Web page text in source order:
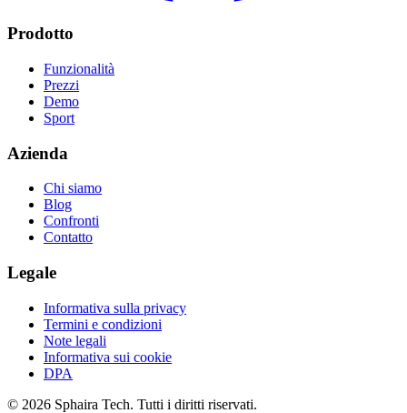
Prodotto
Funzionalità
Prezzi
Demo
Sport
Azienda
Chi siamo
Blog
Confronti
Contatto
Legale
Informativa sulla privacy
Termini e condizioni
Note legali
Informativa sui cookie
DPA
© 2026 Sphaira Tech. Tutti i diritti riservati.